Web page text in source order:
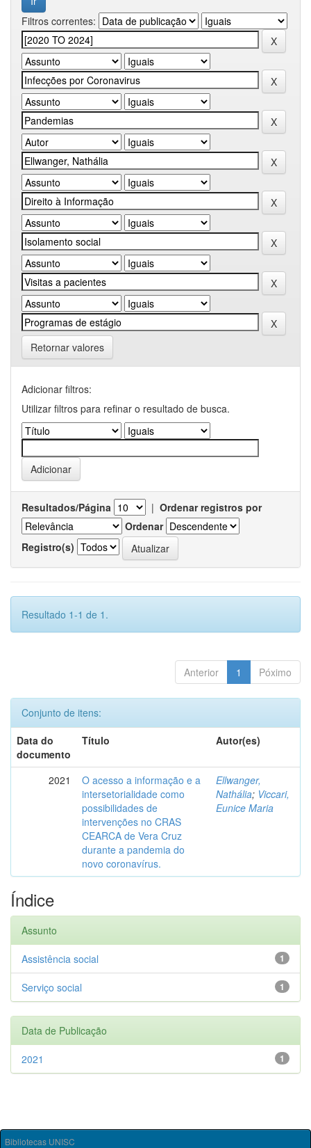
Filtros correntes:
Retornar valores
Adicionar filtros:
Utilizar filtros para refinar o resultado de busca.
Resultados/Página | Ordenar registros por
Ordenar
Registro(s)
Resultado 1-1 de 1.
Anterior 1 Póximo
Conjunto de itens:
Data do
documento
Título Autor(es)
2021
O acesso a informação e a
intersetorialidade como
possibilidades de
intervenções no CRAS
CEARCA de Vera Cruz
durante a pandemia do
novo coronavírus.
Ellwanger,
Nathália; Viccari,
Eunice Maria
Índice
Assunto
1
Assistência social
1
Serviço social
Data de Publicação
1
2021
Bibliotecas UNISC